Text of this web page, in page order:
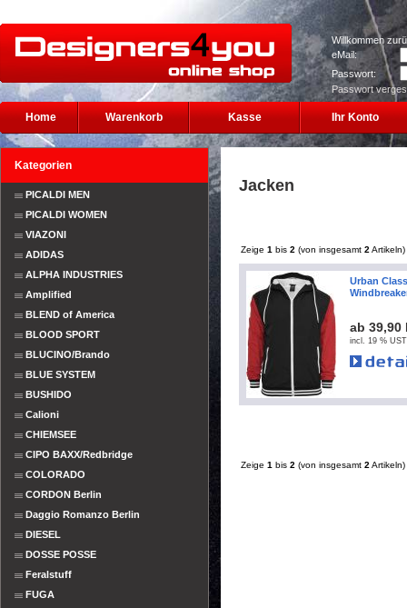
Willkommen
eMail:
Passwort:
Passwort
Home Warenkorb Kasse Ihr Konto
Kategorien
PICALDI MEN
PICALDI WOMEN
VIAZONI
ADIDAS
ALPHA INDUSTRIES
Amplified
BLEND of America
BLOOD SPORT
BLUCINO/Brando
BLUE SYSTEM
BUSHIDO
Calioni
CHIEMSEE
CIPO BAXX/Redbridge
COLORADO
CORDON Berlin
Daggio Romanzo Berlin
DIESEL
DOSSE POSSE
Feralstuff
FUGA
Jacken
Zeige 1 bis 2 (von insgesamt 2 Artikeln)
Urban
ab 39,90
incl. 19 %
Zeige 1 bis 2 (von insgesamt 2 Artikeln)